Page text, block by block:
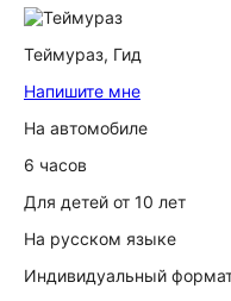
Теймураз, Гид
Напишите мне
На автомобиле
6 часов
Для детей от 10 лет
На русском языке
Индивидуальный